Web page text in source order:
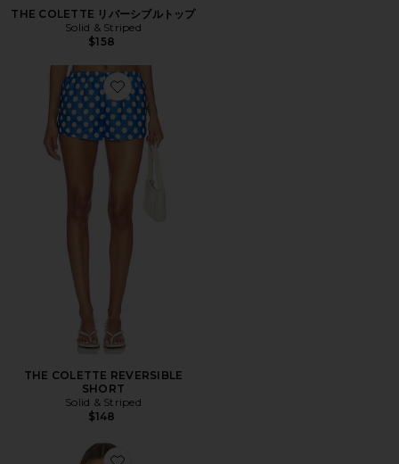
THE COLETTE リバーシブルトップ
Solid & Striped
$158
Favorite THE COLETTE REVERSIBLE SHORT
THE COLETTE REVERSIBLE
SHORT
Solid & Striped
$148